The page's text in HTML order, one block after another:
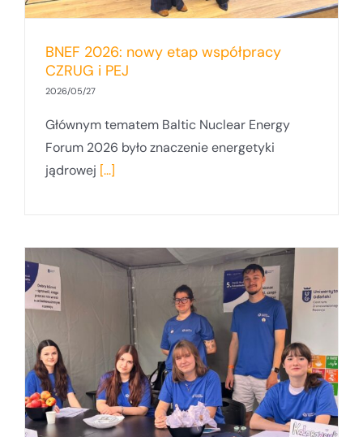
BNEF 2026: nowy etap współpracy
CZRUG i PEJ
2026/05/27
Głównym tematem Baltic Nuclear Energy
Forum 2026 było znaczenie energetyki
jądrowej [...]